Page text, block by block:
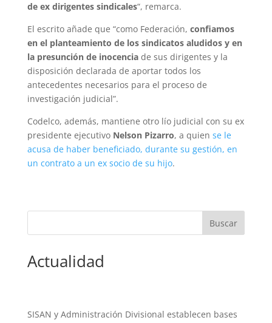
de ex dirigentes sindicales“, remarca.
El escrito añade que “como Federación, confiamos
en el planteamiento de los sindicatos aludidos y en
la presunción de inocenciade sus dirigentes y la
disposición declarada de aportar todos los
antecedentes necesarios para el proceso de
investigación judicial”.
Codelco, además, mantiene otro lío judicial con su ex
presidente ejecutivo Nelson Pizarro, a quien se le
acusa de haber beneficiado, durante su gestión, en
un contrato a un ex socio de su hijo.
Actualidad
SISAN y Administración Divisional establecen bases